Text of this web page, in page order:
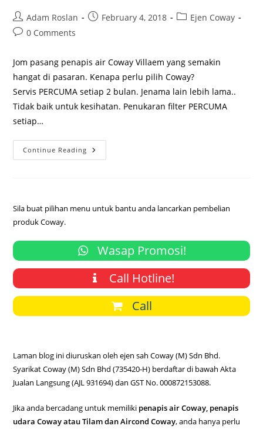
Post
author:
Adam Roslan
PostFebruary 4, 2018
PostEjen Coway
Post0 Comments
Jom pasang penapis air Coway Villaem yang semakin
hangat di pasaran. Kenapa perlu pilih Coway?
Servis PERCUMA setiap 2 bulan. Jenama lain lebih lama..
Tidak baik untuk kesihatan. Penukaran filter PERCUMA
setiap…
Continue Reading Ejen
Penapis
Sila buat pilihan menu untuk bantu anda lancarkan pembelian
produk Coway.
Wasap Promosi!
Call Hotline!
Call
Laman blog ini diuruskan oleh ejen sah Coway (M) Sdn Bhd.
Syarikat Coway (M) Sdn Bhd (735420-H) berdaftar di bawah Akta
Jualan Langsung (AJL 931694) dan GST No. 000872153088.
Jika anda bercadang untuk memiliki penapis air Coway, penapis
udara Coway atau Tilam dan Aircond Coway, anda hanya perlu